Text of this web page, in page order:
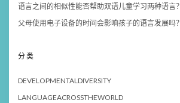
语言之间的相似性能否帮助双语儿童学习两种语言？
父母使用电子设备的时间会影响孩子的语言发展吗？
分类
DEVELOPMENTALDIVERSITY
LANGUAGEACROSSTHEWORLD